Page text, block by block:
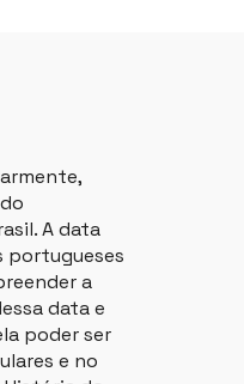
A data
portugueses
a
data e
poder ser
e no